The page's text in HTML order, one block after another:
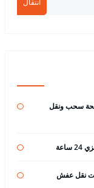
انتقال
ونش كرين سطحة سحب ونقل